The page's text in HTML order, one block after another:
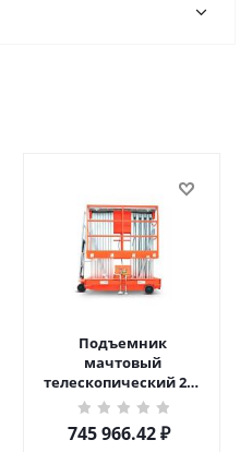
Подъемник
мачтовый
телескопический 200
кг 10 м TOR GTWY10-
200S DC 2-мачтовый
(автономный) (N) в
745 966.42₽